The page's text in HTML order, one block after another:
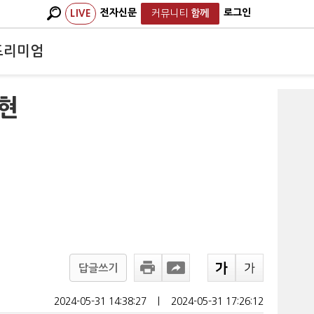
LIVE 전자신문 커뮤니티 함께 로그인
리미엄
답글쓰기
2024-05-31 14:38:27 2024-05-31 17:26:12